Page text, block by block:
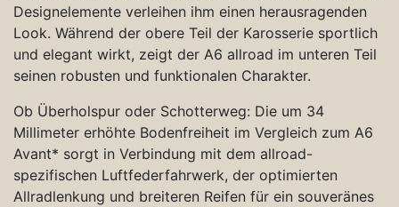
Designelemente verleihen ihm einen herausragenden
Look. Während der obere Teil der Karosserie sportlich
und elegant wirkt, zeigt der A6 allroad im unteren Teil
seinen robusten und funktionalen Charakter.
Ob Überholspur oder Schotterweg: Die um 34
Millimeter erhöhte Bodenfreiheit im Vergleich zum A6
Avant* sorgt in Verbindung mit dem allroad-
spezifischen Luftfederfahrwerk, der optimierten
Allradlenkung und breiteren Reifen für ein souveränes